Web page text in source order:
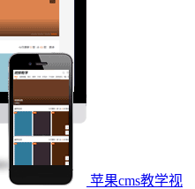
苹果cms教学视